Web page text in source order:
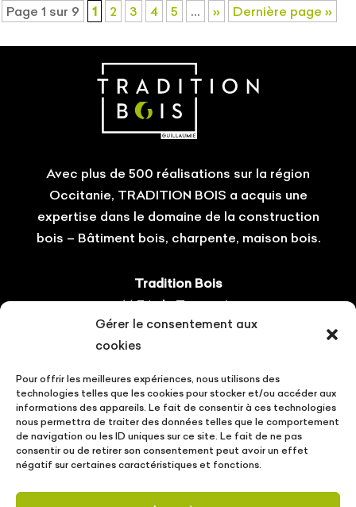
Gérer le consentement aux
cookies
Pour offrir les meilleures expériences, nous utilisons des
technologies telles que les cookies pour stocker et/ou accéder aux
informations des appareils. Le fait de consentir à ces technologies
nous permettra de traiter des données telles que le comportement
de navigation ou les ID uniques sur ce site. Le fait de ne pas
consentir ou de retirer son consentement peut avoir un effet
négatif sur certaines caractéristiques et fonctions.
Page 1 sur 9 1 2 3 4 5 … » Dernière page »
Avec plus de 500 réalisations sur la région
Occitanie, TRADITION BOIS a acquis une
expertise dans le domaine de la construction
bois – Bâtiment bois, charpente, maison bois.
Tradition Bois
14 ZA du Tourneris
31470 Bonrepos-sur-Aussonnelle
Tel : 05.61.08.60.54
Suivez-nous !